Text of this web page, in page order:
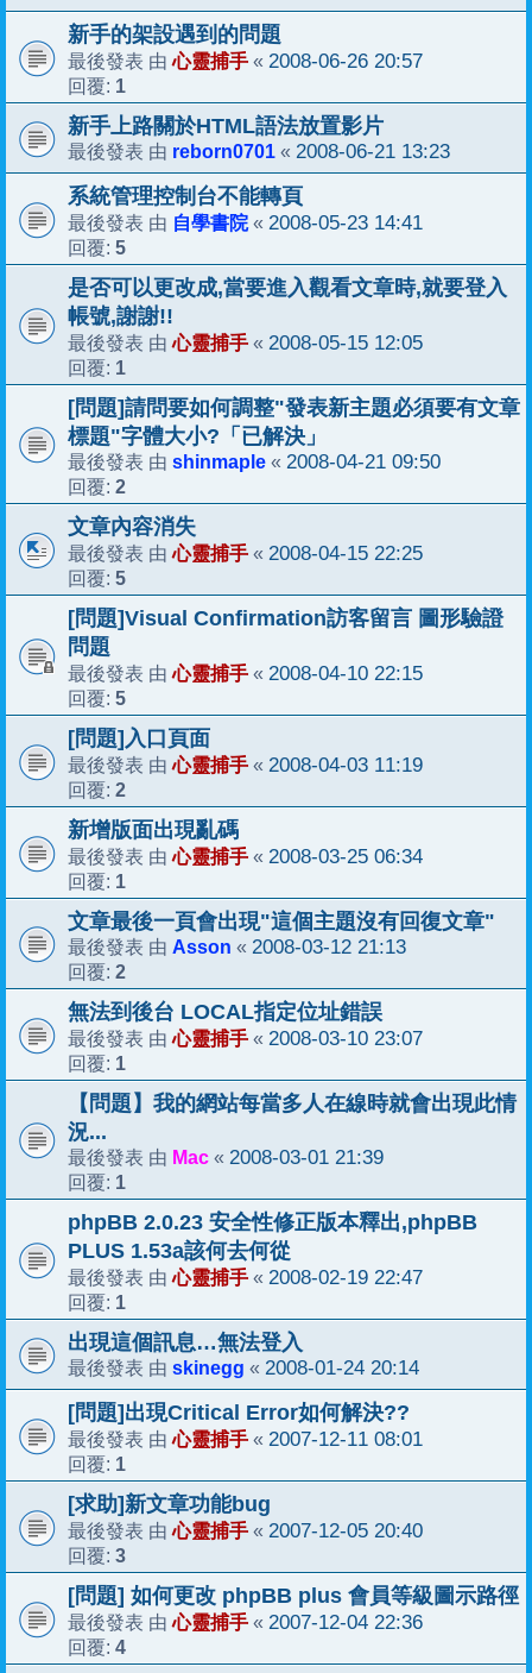
新手的架設遇到的問題
最後發表 由心靈捕手 « 2008-06-26 20:57
回覆: 1
新手上路關於HTML語法放置影片
最後發表 由 reborn0701 « 2008-06-21 13:23
系統管理控制台不能轉頁
最後發表 由 自學書院« 2008-05-23 14:41
回覆: 5
是否可以更改成,當要進入觀看文章時,就要登入
帳號,謝謝!!
最後發表 由心靈捕手 « 2008-05-15 12:05
回覆: 1
[問題]請問要如何調整"發表新主題必須要有文章
標題"字體大小?「已解決」
最後發表 由 shinmaple « 2008-04-21 09:50
回覆: 2
文章內容消失
最後發表 由心靈捕手 « 2008-04-15 22:25
回覆: 5
[問題]Visual Confirmation訪客留言 圖形驗證
問題
最後發表 由心靈捕手 « 2008-04-10 22:15
回覆: 5
[問題]入口頁面
最後發表 由心靈捕手 « 2008-04-03 11:19
回覆: 2
新增版面出現亂碼
最後發表 由心靈捕手 « 2008-03-25 06:34
回覆: 1
文章最後一頁會出現"這個主題沒有回復文章"
最後發表 由 Asson « 2008-03-12 21:13
回覆: 2
無法到後台 LOCAL指定位址錯誤
最後發表 由心靈捕手 « 2008-03-10 23:07
回覆: 1
【問題】我的網站每當多人在線時就會出現此情
況...
最後發表 由 Mac « 2008-03-01 21:39
回覆: 1
phpBB 2.0.23 安全性修正版本釋出,phpBB
PLUS 1.53a該何去何從
最後發表 由心靈捕手 « 2008-02-19 22:47
回覆: 1
出現這個訊息…無法登入
最後發表 由 skinegg « 2008-01-24 20:14
[問題]出現Critical Error如何解決??
最後發表 由心靈捕手 « 2007-12-11 08:01
回覆: 1
[求助]新文章功能bug
最後發表 由心靈捕手 « 2007-12-05 20:40
回覆: 3
[問題] 如何更改 phpBB plus 會員等級圖示路徑
最後發表 由心靈捕手 « 2007-12-04 22:36
回覆: 4